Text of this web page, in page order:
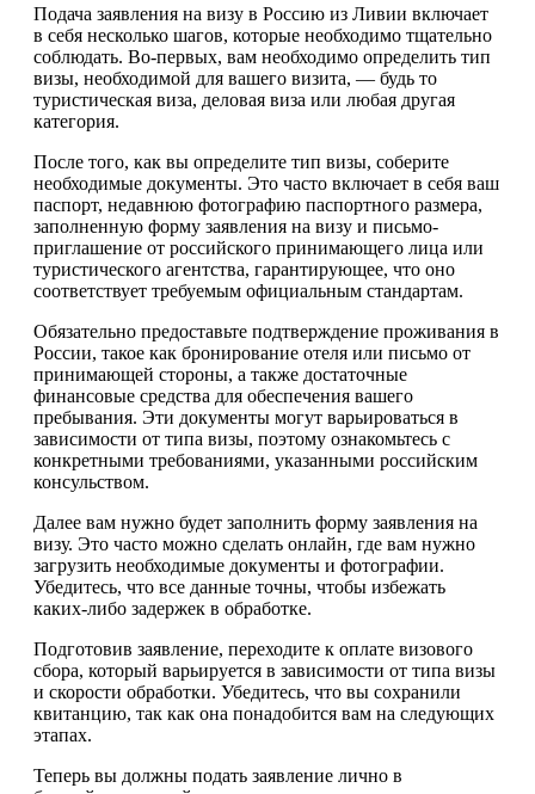
Подача заявления на визу в Россию из Ливии включает
в себя несколько шагов, которые необходимо тщательно
соблюдать. Во-первых, вам необходимо определить тип
визы, необходимой для вашего визита, — будь то
туристическая виза, деловая виза или любая другая
категория.
После того, как вы определите тип визы, соберите
необходимые документы. Это часто включает в себя ваш
паспорт, недавнюю фотографию паспортного размера,
заполненную форму заявления на визу и письмо-
приглашение от российского принимающего лица или
туристического агентства, гарантирующее, что оно
соответствует требуемым официальным стандартам.
Обязательно предоставьте подтверждение проживания в
России, такое как бронирование отеля или письмо от
принимающей стороны, а также достаточные
финансовые средства для обеспечения вашего
пребывания. Эти документы могут варьироваться в
зависимости от типа визы, поэтому ознакомьтесь с
конкретными требованиями, указанными российским
консульством.
Далее вам нужно будет заполнить форму заявления на
визу. Это часто можно сделать онлайн, где вам нужно
загрузить необходимые документы и фотографии.
Убедитесь, что все данные точны, чтобы избежать
каких-либо задержек в обработке.
Подготовив заявление, переходите к оплате визового
сбора, который варьируется в зависимости от типа визы
и скорости обработки. Убедитесь, что вы сохранили
квитанцию, так как она понадобится вам на следующих
этапах.
Теперь вы должны подать заявление лично в